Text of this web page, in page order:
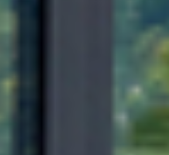
DE
EN VOLET